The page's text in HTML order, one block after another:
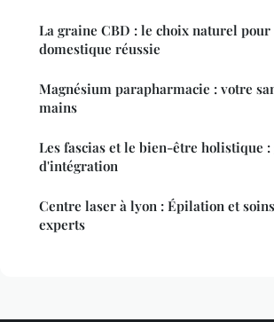
La graine CBD : le choix naturel
domestique réussie
Magnésium parapharmacie : votre
mains
Les fascias et le bien-être holistique :
d'intégration
Centre laser à lyon : Épilation et
experts